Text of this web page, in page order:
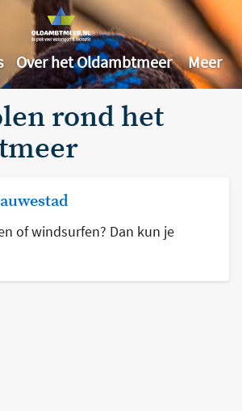
Over het Oldambtmeer Meer
rond het
of windsurfen? Dan kun je